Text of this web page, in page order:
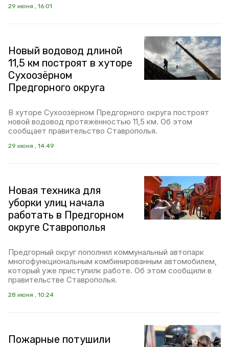
29 июня , 16:01
Новый водовод длиной
11,5 км построят в хуторе
Сухоозёрном
Предгорного округа
В хуторе Сухоозёрном Предгорного округа построят
новой водовод протяжённостью 11,5 км. Об этом
сообщает правительство Ставрополья.
29 июня , 14:49
Новая техника для
уборки улиц начала
работать в Предгорном
округе Ставрополья
Предгорный округ пополнил коммунальный автопарк
многофункциональным комбинированным автомобилем,
который уже приступилк работе. Об этом сообщили в
правительстве Ставрополья.
28 июня , 10:24
Пожарные потушили